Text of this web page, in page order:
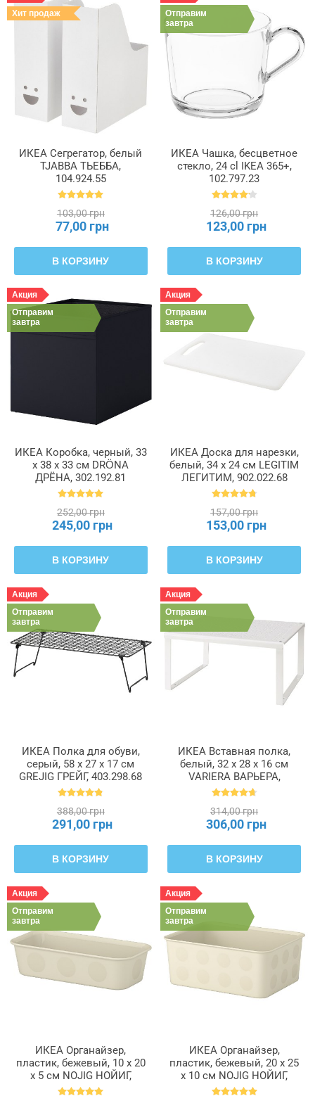
Хит продаж
ИКЕА Сегрегатор, белый
TJABBA ТЬЕББА,
104.924.55
103,00 грн
77,00 грн
В КОРЗИНУ
Отправим
завтра
ИКЕА Чашка, бесцветное
стекло, 24 cl IKEA 365+,
102.797.23
126,00 грн
123,00 грн
В КОРЗИНУ
Акция
Отправим
завтра
ИКЕА Коробка, черный, 33
x 38 x 33 см DRÖNA
ДРЁНА, 302.192.81
252,00 грн
245,00 грн
В КОРЗИНУ
Акция
Отправим
завтра
ИКЕА Доска для нарезки,
белый, 34 x 24 см LEGITIM
ЛЕГИТИМ, 902.022.68
157,00 грн
153,00 грн
В КОРЗИНУ
Акция
Отправим
завтра
ИКЕА Полка для обуви,
серый, 58 x 27 x 17 см
GREJIG ГРЕЙГ, 403.298.68
388,00 грн
291,00 грн
В КОРЗИНУ
Акция
Отправим
завтра
ИКЕА Вставная полка,
белый, 32 x 28 x 16 см
VARIERA ВАРЬЕРА,
601.366.23
314,00 грн
306,00 грн
В КОРЗИНУ
Акция
Отправим
завтра
ИКЕА Органайзер,
пластик, бежевый, 10 x 20
x 5 см NOJIG НОЙИГ,
704.574.87
Акция
Отправим
завтра
ИКЕА Органайзер,
пластик, бежевый, 20 x 25
x 10 см NOJIG НОЙИГ,
204.681.05